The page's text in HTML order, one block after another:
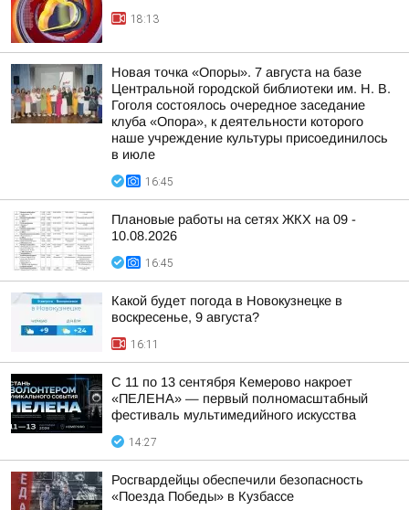
18:13
Новая точка «Опоры». 7 августа на базе
Центральной городской библиотеки им. Н. В.
Гоголя состоялось очередное заседание
клуба «Опора», к деятельности которого
наше учреждение культуры присоединилось
в июле
16:45
Плановые работы на сетях ЖКХ на 09 -
10.08.2026
16:45
Какой будет погода в Новокузнецке в
воскресенье, 9 августа?
16:11
С 11 по 13 сентября Кемерово накроет
«ПЕЛЕНА» — первый полномасштабный
фестиваль мультимедийного искусства
14:27
Росгвардейцы обеспечили безопасность
«Поезда Победы» в Кузбассе